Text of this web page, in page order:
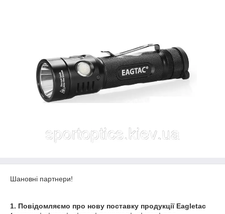
Шановні партнери!
1. Повідомляємо про нову поставку продукції Eagletac